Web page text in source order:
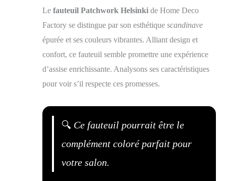
Le fauteuil Patchwork Helsinki de Home Deco
Factory se distingue par son esthétique scandinave
épurée et ses couleurs vibrantes. Alliant design et
confort, ce fauteuil semble promettre une expérience
d’assise enrichissante. Analysons ses caractéristiques
pour voir s’il respecte ces promesses.
🔍 Ce fauteuil pourrait être le
complément coloré parfait pour
votre salon.